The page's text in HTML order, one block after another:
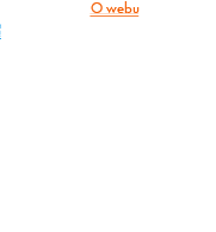
O webu